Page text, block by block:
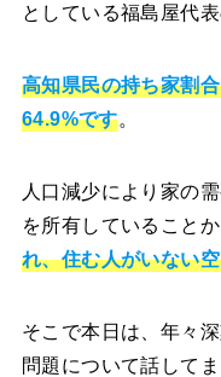
としている福島屋代表
高知県民の持ち家割
64.9%です。
人口減少により家の
を所有していることか
れ、住む人がいない
そこで本日は、年々
問題について話してま